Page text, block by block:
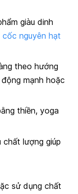
giàu dinh
cốc nguyên hạt
theo hướng
mạnh hoặc
thiền, yoga
chất lượng giúp
sử dụng chất